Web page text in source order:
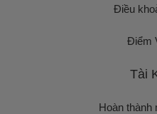
Điều
Điểm
Tài
Hoàn thành